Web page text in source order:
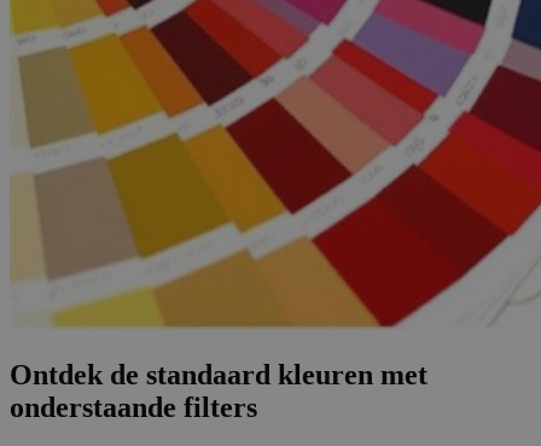
Ontdek de standaard kleuren met
onderstaande filters